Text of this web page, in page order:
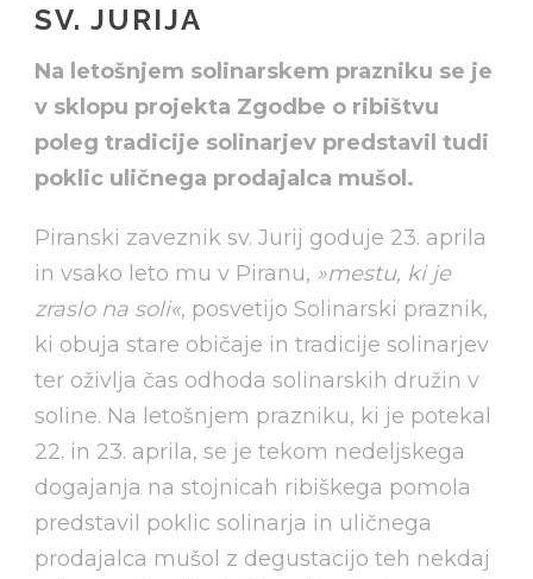
SV. JURIJA
Na letošnjem solinarskem prazniku se je
v sklopu projekta Zgodbe o ribištvu
poleg tradicije solinarjev predstavil tudi
poklic uličnega prodajalca mušol.
Piranski zaveznik sv. Jurij goduje 23. aprila
in vsako leto mu v Piranu, »mestu, ki je
zraslo na soli«, posvetijo Solinarski praznik,
ki obuja stare običaje in tradicije solinarjev
ter oživlja čas odhoda solinarskih družin v
soline. Na letošnjem prazniku, ki je potekal
22. in 23. aprila, se je tekom nedeljskega
dogajanja na stojnicah ribiškega pomola
predstavil poklic solinarja in uličnega
prodajalca mušol z degustacijo teh nekdaj